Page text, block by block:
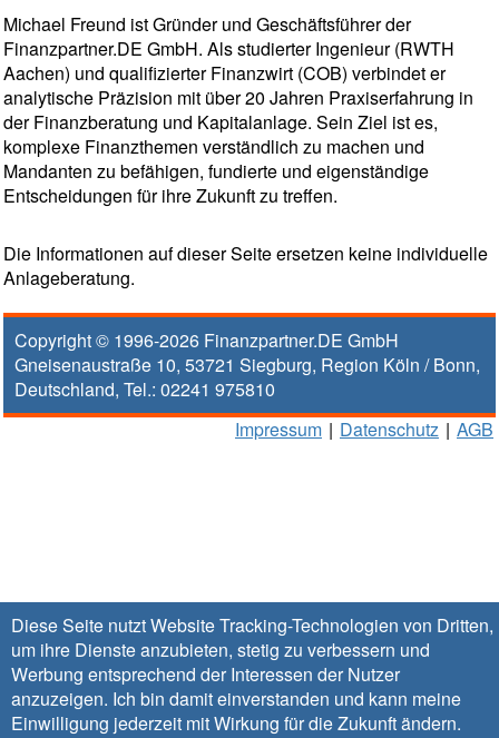
Diese Seite nutzt Website Tracking-Technologien von Dritten,
um ihre Dienste anzubieten, stetig zu verbessern und
Werbung entsprechend der Interessen der Nutzer
anzuzeigen. Ich bin damit einverstanden und kann meine
Einwilligung jederzeit mit Wirkung für die Zukunftändern.
Michael Freund ist Gründer und Geschäftsführer der
Finanzpartner.DE GmbH. Als studierter Ingenieur (RWTH
Aachen) und qualifizierter Finanzwirt (COB) verbindet er
analytische Präzision mit über 20 Jahren Praxiserfahrung in
der Finanzberatung und Kapitalanlage. Sein Ziel ist es,
komplexe Finanzthemen verständlich zu machen und
Mandanten zu befähigen, fundierte und eigenständige
Entscheidungen für ihre Zukunft zu treffen.
Die Informationen auf dieser Seite ersetzen keine individuelle
Anlageberatung.
Copyright © 1996-2026 Finanzpartner.DE GmbH
Gneisenaustraße 10, 53721 Siegburg, Region Köln / Bonn,
Deutschland, Tel.: 02241 975810
Impressum | Datenschutz | AGB